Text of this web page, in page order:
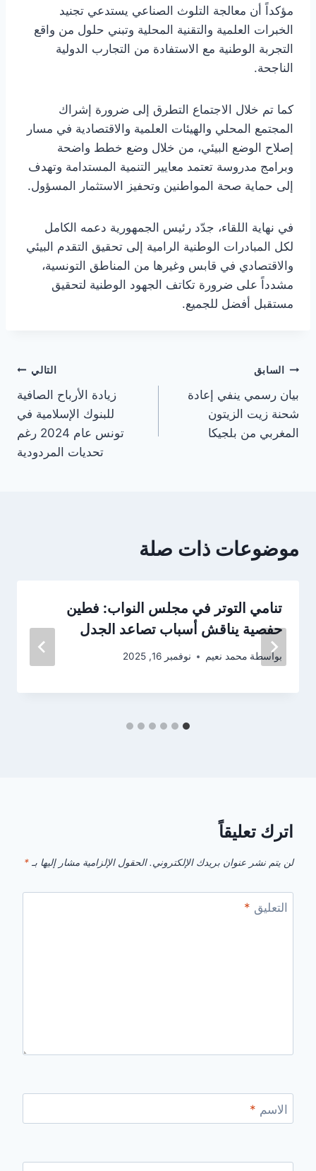
مؤكداً أن معالجة التلوث الصناعي يستدعي تجنيد
الخبرات العلمية والتقنية المحلية وتبني حلول من واقع
التجربة الوطنية مع الاستفادة من التجارب الدولية
الناجحة.
كما تم خلال الاجتماع التطرق إلى ضرورة إشراك
المجتمع المحلي والهيئات العلمية والاقتصادية في مسار
إصلاح الوضع البيئي، من خلال وضع خطط واضحة
وبرامج مدروسة تعتمد معايير التنمية المستدامة وتهدف
إلى حماية صحة المواطنين وتحفيز الاستثمار المسؤول.
في نهاية اللقاء، جدّد رئيس الجمهورية دعمه الكامل
لكل المبادرات الوطنية الرامية إلى تحقيق التقدم البيئي
والاقتصادي في قابس وغيرها من المناطق التونسية،
مشدداً على ضرورة تكاتف الجهود الوطنية لتحقيق
مستقبل أفضل للجميع.
تصفّح
المقالات
السابق
بيان رسمي ينفي إعادة
شحنة زيت الزيتون
المغربي من بلجيكا
التالي
زيادة الأرباح الصافية
للبنوك الإسلامية في
تونس عام 2024 رغم
تحديات المردودية
موضوعات ذات صلة
تنامي التوتر في مجلس النواب: فطين
حفصية يناقش أسباب تصاعد الجدل
بواسطة محمد نعيم نوفمبر 16, 2025
اترك تعليقاً
لن يتم نشر عنوان بريدك الإلكتروني. الحقول الإلزامية مشار إليها بـ *
التعليق *
الاسم *